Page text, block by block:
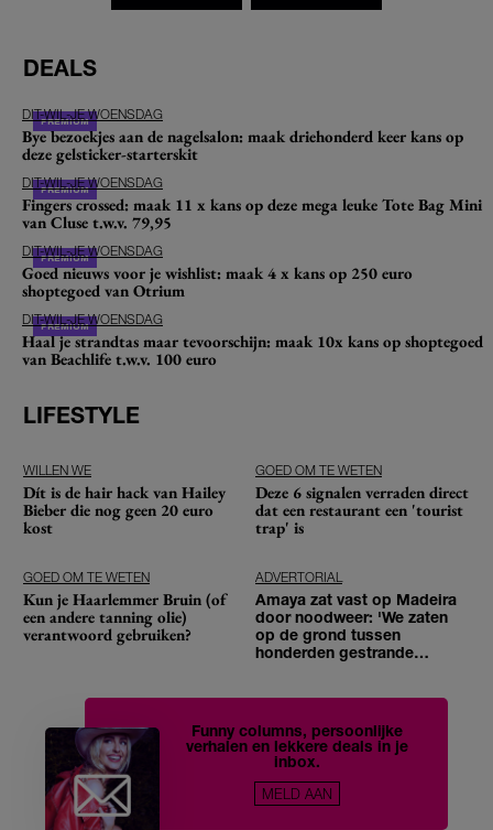
DEALS
DIT-WIL-JE WOENSDAG
Bye bezoekjes aan de nagelsalon: maak driehonderd keer kans op
deze gelsticker-starterskit
DIT-WIL-JE WOENSDAG
Fingers crossed: maak 11 x kans op deze mega leuke Tote Bag Mini
van Cluse t.w.v. 79,95
DIT-WIL-JE WOENSDAG
Goed nieuws voor je wishlist: maak 4 x kans op 250 euro
shoptegoed van Otrium
DIT-WIL-JE WOENSDAG
Haal je strandtas maar tevoorschijn: maak 10x kans op shoptegoed
van Beachlife t.w.v. 100 euro
LIFESTYLE
WILLEN WE
Dít is de hair hack van Hailey
Bieber die nog geen 20 euro
kost
GOED OM TE WETEN
Deze 6 signalen verraden direct
dat een restaurant een 'tourist
trap' is
GOED OM TE WETEN
Kun je Haarlemmer Bruin (of
een andere tanning olie)
verantwoord gebruiken?
ADVERTORIAL
Amaya zat vast op Madeira
door noodweer: 'We zaten
op de grond tussen
honderden gestrande
Funny columns, persoonlijke
verhalen en lekkere deals in je
inbox.
MELD AAN